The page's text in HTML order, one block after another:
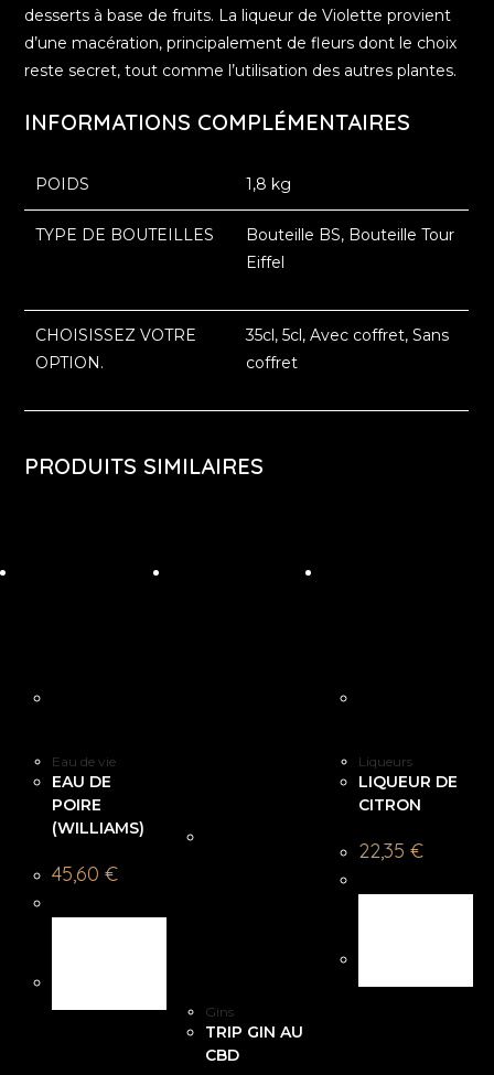
desserts à base de fruits. La liqueur de Violette provient
d’une macération, principalement de fleurs dont le choix
reste secret, tout comme l’utilisation des autres plantes.
INFORMATIONS COMPLÉMENTAIRES
POIDS 1,8 kg
TYPE DE BOUTEILLES
Bouteille BS, Bouteille Tour
Eiffel
CHOISISSEZ VOTRE
OPTION.
35cl, 5cl, Avec coffret, Sans
coffret
PRODUITS SIMILAIRES
Eau de vie
EAU DE
POIRE
(WILLIAMS)
45,60€
Gins
TRIP GIN AU
CBD
Liqueurs
LIQUEUR DE
CITRON
22,35 €